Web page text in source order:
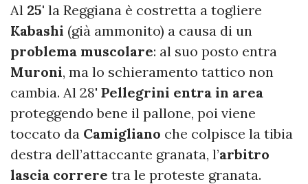
Al 25' la Reggiana è costretta a togliere
Kabashi (già ammonito) a causa di un
problema muscolare: al suo posto entra
Muroni, ma lo schieramento tattico non
cambia. Al 28' Pellegrini entra in area
proteggendo bene il pallone, poi viene
toccato da Camigliano che colpisce la tibia
destra dell’attaccante granata, l’arbitro
lascia correre tra le proteste granata.